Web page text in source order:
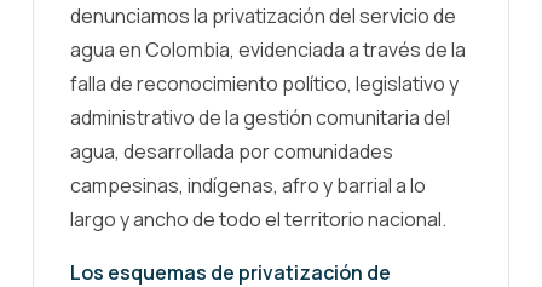
denunciamos la privatización del servicio de
agua en Colombia, evidenciada a través de la
falla de reconocimiento político, legislativo y
administrativo de la gestión comunitaria del
agua, desarrollada por comunidades
campesinas, indígenas, afro y barrial a lo
largo y ancho de todo el territorio nacional.
Los esquemas de privatización de